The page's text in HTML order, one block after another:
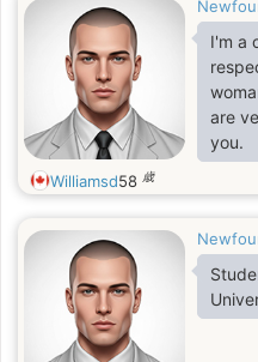
I'm a
are
you.
Williamsd58 歳